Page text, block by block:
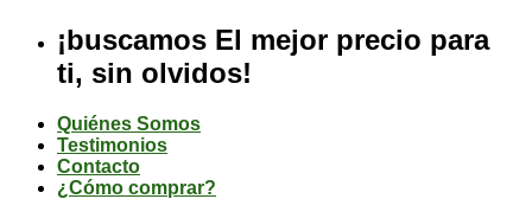
contenido
¡buscamos El mejor precio para
ti, sin olvidos!
Quiénes Somos
Testimonios
Contacto
¿Cómo comprar?